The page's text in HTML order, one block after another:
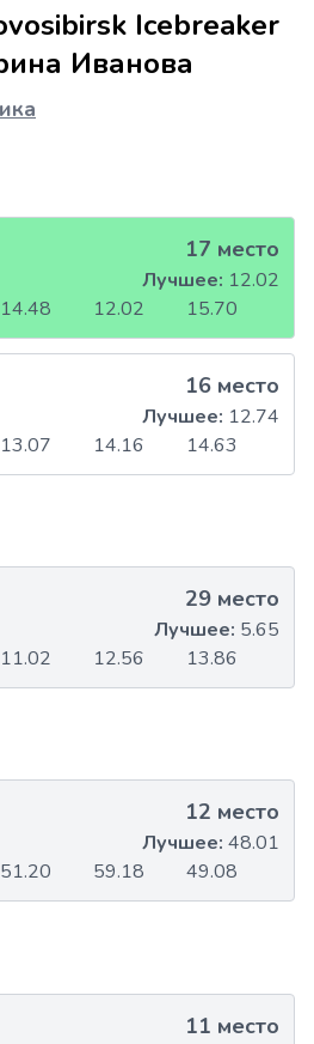
Icebreaker
Иванова
17 место
14.48 12.02 15.70
Лучшее: 12.02
16 место
13.07 14.16 14.63
Лучшее: 12.74
29 место
11.02 12.56 13.86
Лучшее: 5.65
12 место
51.20 59.18 49.08
Лучшее: 48.01
11 место